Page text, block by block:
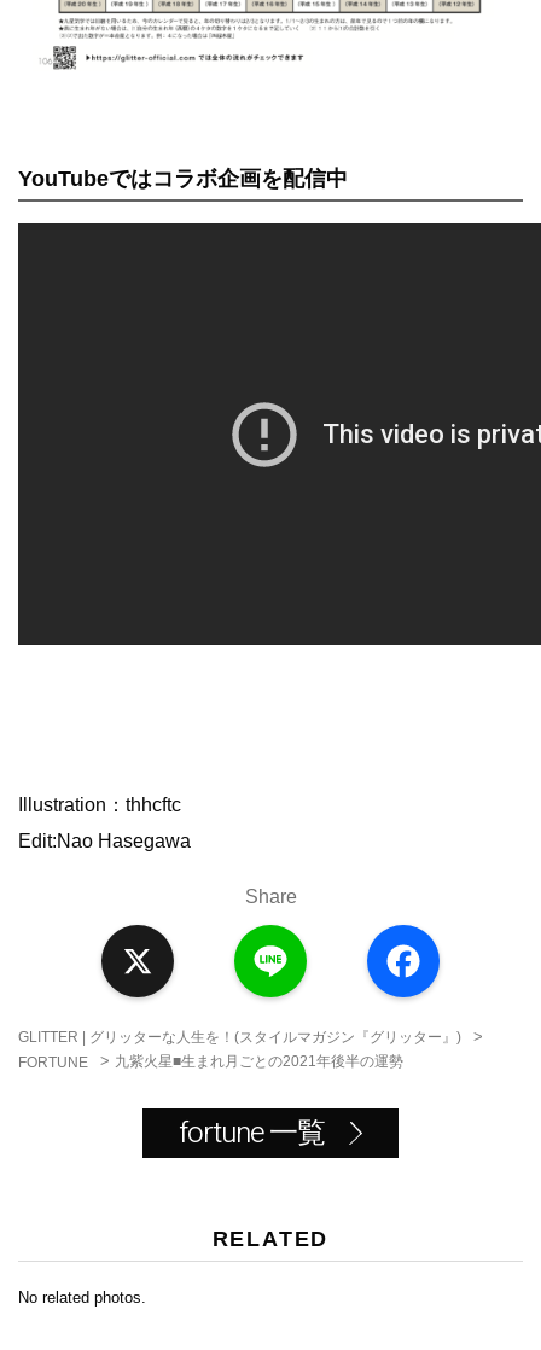
YouTubeではコラボ企画を配信中
Illustration：thhcftc
Edit:Nao Hasegawa
Share
a
c
o
o
GLITTER | グリッターな人生を！(スタイルマガジン『グリッター』) >
FORTUNE > 九紫火星■生まれ月ごとの2021年後半の運勢
fortune 一覧
RELATED
No related photos.